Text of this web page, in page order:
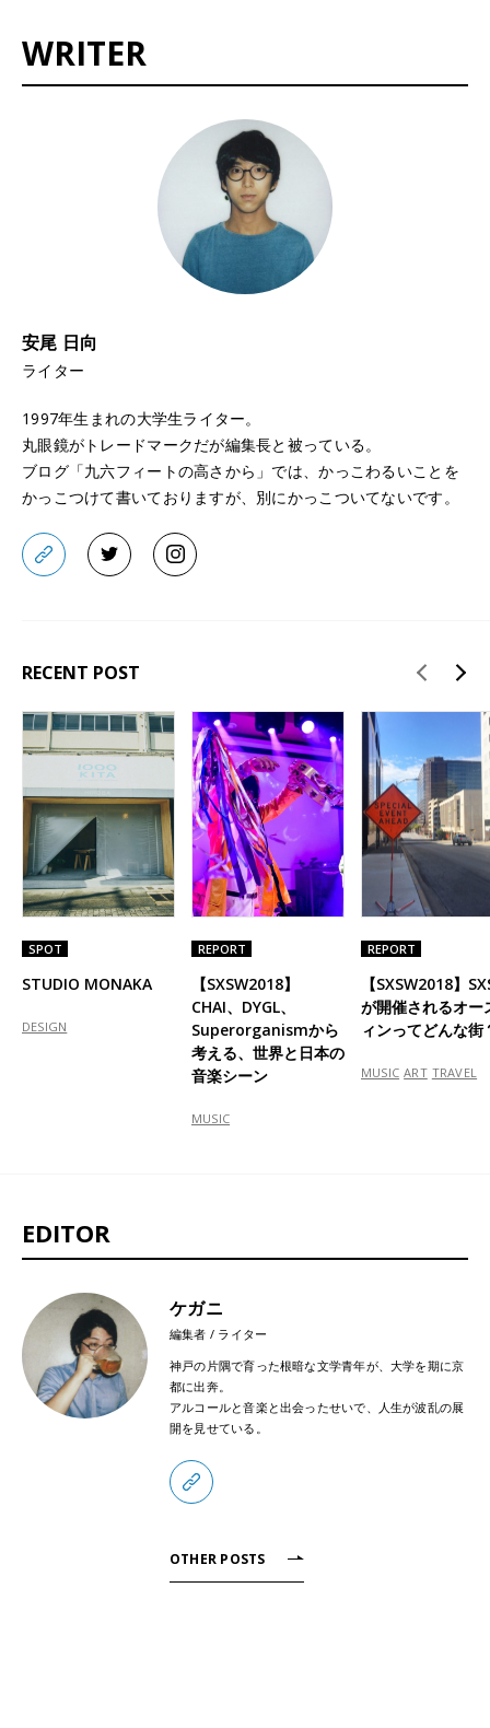
WRITER
安尾 日向
ライター
1997年生まれの大学生ライター。
丸眼鏡がトレードマークだが編集長と被っている。
ブログ「九六フィートの高さから 」では、かっこわるいことを
かっこつけて書いておりますが、別にかっこついてないです。
RECENT POST
SPOT
STUDIO MONAKA
DESIGN
REPORT
【SXSW2018】
CHAI、DYGL、
Superorganismから
考える、世界と日本の
音楽シーン
MUSIC
REPORT
【SXSW2018】
が開催されるオー
ィンってどんな街
MUSIC ART TRAVEL
EDITOR
ケガニ
編集者 / ライター
神戸の片隅で育った根暗な文学青年が、大学を期に京
都に出奔。
アルコールと音楽と出会ったせいで、人生が波乱の展
開を見せている。
OTHER POSTS